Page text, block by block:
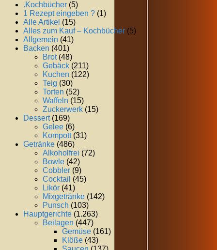
.Kochbücher (5)
1 Rezept eingeben ? (1)
Alle Artikel (15)
Alles zum Kauf – Kochbücher (5)
Allgemein (41)
Backen (401)
Brot(48)
Gebäck (211)
Kuchen (122)
Teig (30)
Torten (52)
Waffeln (15)
Zuckerwerk (15)
Dessert(169)
Gelee (6)
Kompott(31)
Getränke (486)
Alkoholfrei (72)
Bowle (42)
Cobbler (9)
Cocktail (45)
Likör (41)
Mixgetränke (142)
Punsch (103)
Hauptgerichte (1.263)
Beilagen (447)
Gemüse (161)
Klöße (43)